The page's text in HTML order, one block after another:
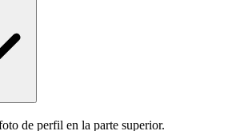
de perfil en la parte superior.